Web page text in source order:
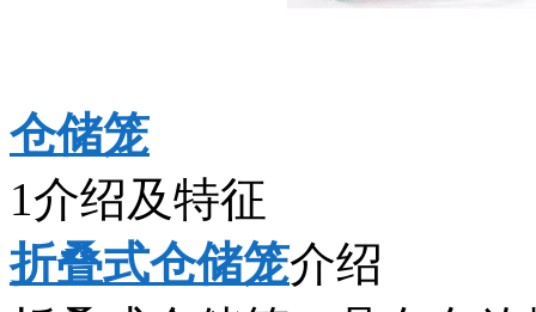
仓储笼
1介绍及特征
折叠式仓储笼介绍